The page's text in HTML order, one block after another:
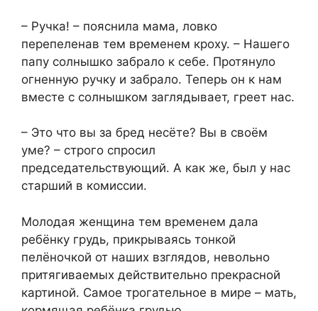
– Ручка! – пояснила мама, ловко
перепеленав тем временем кроху. – Нашего
папу солнышко забрало к себе. Протянуло
огненную ручку и забрало. Теперь он к нам
вместе с солнышком заглядывает, греет нас.
– Это что вы за бред несёте? Вы в своём
уме? – строго спросил
председательствующий. А как же, был у нас
старший в комиссии.
Молодая женщина тем временем дала
ребёнку грудь, прикрываясь тонкой
пелёночкой от наших взглядов, невольно
притягиваемых действительно прекрасной
картиной. Самое трогательное в мире – мать,